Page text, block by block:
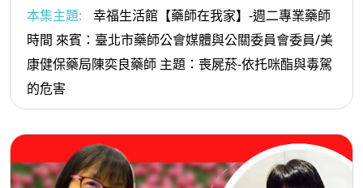
康健保藥局陳奕良藥師
本集主題:
幸福生活館【藥師在我家】-週二專業藥師
時間 來賓：臺北市藥師公會媒體與公關委員會委員/美
康健保藥局陳奕良藥師 主題：喪屍菸-依托咪酯與毒駕
的危害